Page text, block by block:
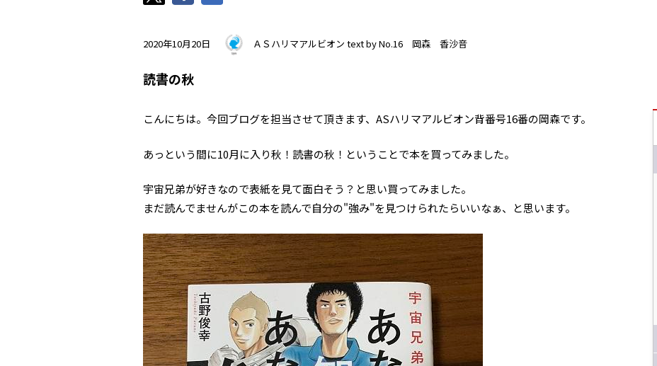
2020年10月20日 ＡＳハリマアルビオン text by No.16 岡森 香沙音
読書の秋
こんにちは。今回ブログを担当させて頂きます、ASハリマアルビオン背番号16番の岡森です。
あっという間に10月に入り秋！読書の秋！ということで本を買ってみました。
宇宙兄弟が好きなので表紙を見て面白そう？と思い買ってみました。
まだ読んでませんがこの本を読んで自分の"強み"を見つけられたらいいなぁ、と思います。